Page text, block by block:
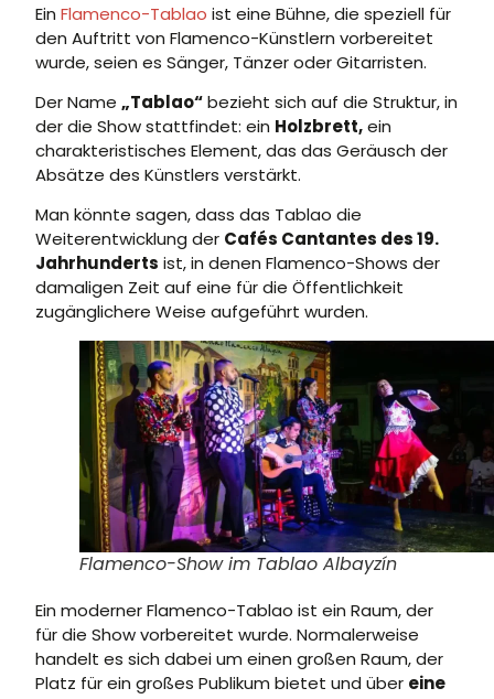
Ein Flamenco-Tablao ist eine Bühne, die speziell für
den Auftritt von Flamenco-Künstlern vorbereitet
wurde, seien es Sänger, Tänzer oder Gitarristen.
Der Name „Tablao“bezieht sich auf die Struktur, in
der die Show stattfindet: ein Holzbrett,ein
charakteristisches Element, das das Geräusch der
Absätze des Künstlers verstärkt.
Man könnte sagen, dass das Tablao die
Weiterentwicklung der Cafés Cantantes des 19.
Jahrhunderts ist, in denen Flamenco-Shows der
damaligen Zeit auf eine für die Öffentlichkeit
zugänglichere Weise aufgeführt wurden.
Flamenco-Show im Tablao Albayzín
Ein moderner Flamenco-Tablao ist ein Raum, der
für die Show vorbereitet wurde. Normalerweise
handelt es sich dabei um einen großen Raum, der
Platz für ein großes Publikum bietet und über eine